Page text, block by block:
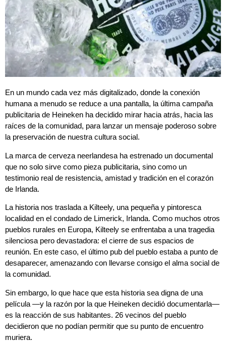
En un mundo cada vez más digitalizado, donde la conexión
humana a menudo se reduce a una pantalla, la última campaña
publicitaria de Heineken ha decidido mirar hacia atrás, hacia las
raíces de la comunidad, para lanzar un mensaje poderoso sobre
la preservación de nuestra cultura social.
La marca de cerveza neerlandesa ha estrenado un documental
que no solo sirve como pieza publicitaria, sino como un
testimonio real de resistencia, amistad y tradición en el corazón
de Irlanda.
La historia nos traslada a Kilteely, una pequeña y pintoresca
localidad en el condado de Limerick, Irlanda. Como muchos otros
pueblos rurales en Europa, Kilteely se enfrentaba a una tragedia
silenciosa pero devastadora: el cierre de sus espacios de
reunión. En este caso, el último pub del pueblo estaba a punto de
desaparecer, amenazando con llevarse consigo el alma social de
la comunidad.
Sin embargo, lo que hace que esta historia sea digna de una
película —y la razón por la que Heineken decidió documentarla—
es la reacción de sus habitantes. 26 vecinos del pueblo
decidieron que no podían permitir que su punto de encuentro
muriera.